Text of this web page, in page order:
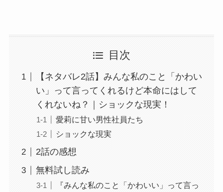
目次
【ネタバレ2話】みんな私のこと「かわい
い」って言ってくれるけど本命にはして
くれないね？｜ショックな現実！
愛莉に甘い男性社員たち
ショックな現実
2話の感想
無料試し読み
『みんな私のこと「かわいい」って言っ